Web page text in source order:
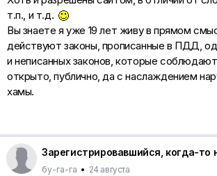
т.п., и т.д.
Вы знаете я уже 19 лет живу в прямом
действуют законы, прописанные в ПДД,
и неписанных законов, которые
открыто, публично, да с наслаждением
хамы.
Зарегистрировавшийся, когда-то
бу-га-га • 24 августа